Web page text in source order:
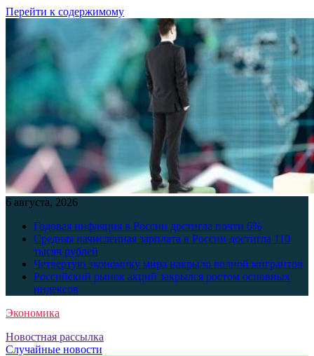
Перейти к содержимому
6 августа, 2026
Годовая инфляция в России достигла почти 6%
Средняя начисленная зарплата в России достигла 110
тысяч рублей
Четвертую экономику мира накрыло волной мигрантов
Российский рынок акций закрылся ростом основных
индексов
Экономика
Новостная рассылка
Случайные новости